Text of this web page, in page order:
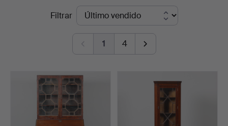
Auktionshall
Filtrar
1 4